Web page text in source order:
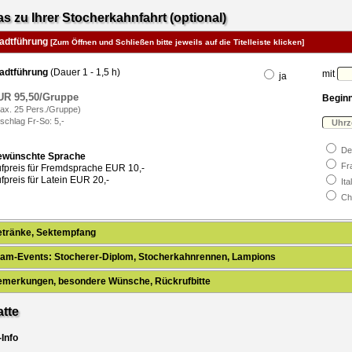
zu Ihrer Stocherkahnfahrt (optional)
[Zum Öffnen und Schließen bitte jeweils auf die Titelleiste klicken]
(Dauer 1 - 1,5 h)
95,50/Gruppe
25 Pers./Gruppe)
Fr-So: 5,-
Sprache
für Fremdsprache EUR 10,-
für Latein EUR 20,-
ja mit
Sektempfang
Events: Stocherer-Diplom, Stocherkahnrennen, Lampions
besondere Wünsche, Rückrufbitte